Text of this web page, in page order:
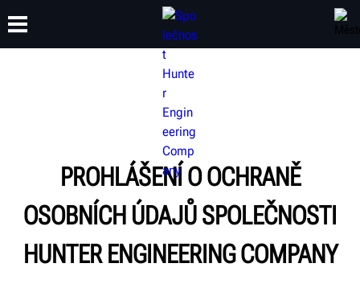
PROHLÁŠENÍ O OCHRANĚ
OSOBNÍCH ÚDAJŮ SPOLEČNOSTI
HUNTER ENGINEERING COMPANY